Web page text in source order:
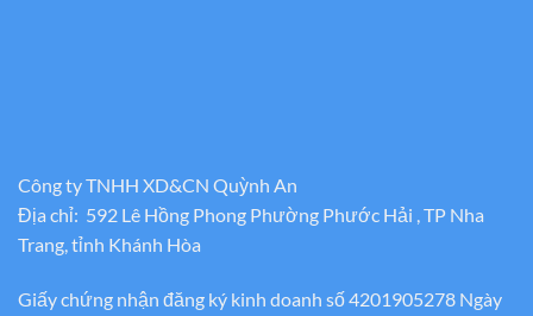
Công ty TNHH XD&CN Quỳnh An
Địa chỉ: 592 Lê Hồng Phong Phường Phước Hải , TP Nha
Trang, tỉnh Khánh Hòa
Giấy chứng nhận đăng ký kinh doanh số 4201905278 Ngày